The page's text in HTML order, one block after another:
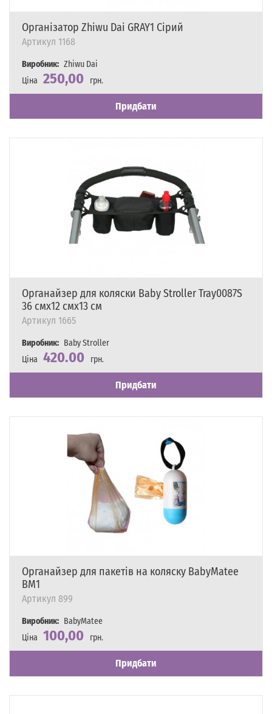
Організатор Zhiwu Dai GRAY1 Сірий
Артикул 1168
Виробник: Zhiwu Dai
Ціна 250,00
грн.
Наявність
Є в наявності
Придбати
Органайзер для коляски Baby Stroller Tray0087S
36 смх12 смх13 см
Артикул 1665
Виробник: Baby Stroller
Ціна 420.00
грн.
Наявність
Є в наявності
Придбати
Органайзер для пакетів на коляску BabyMatee
BM1
Артикул 899
Виробник: BabyMatee
Ціна 100,00
грн.
Наявність
Є в наявності
Придбати